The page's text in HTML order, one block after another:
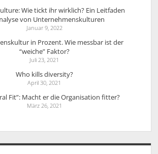
Wie tickt ihr wirklich? Ein Leitfaden
von Unternehmenskulturen
Januar 9, 2022
in Prozent. Wie messbar ist der
“weiche” Faktor?
Juli 23, 2021
Who kills diversity?
April 30, 2021
Fit”: Macht er die Organisation fitter?
März 26, 2021